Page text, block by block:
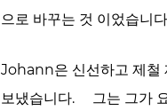
으로 바꾸는 것 이었습니
Johann은 신선하고 제철
보냈습니다. 그는 그가